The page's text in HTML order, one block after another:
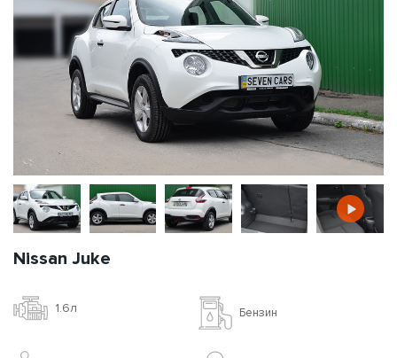
Nissan Juke
1.6л Бензин